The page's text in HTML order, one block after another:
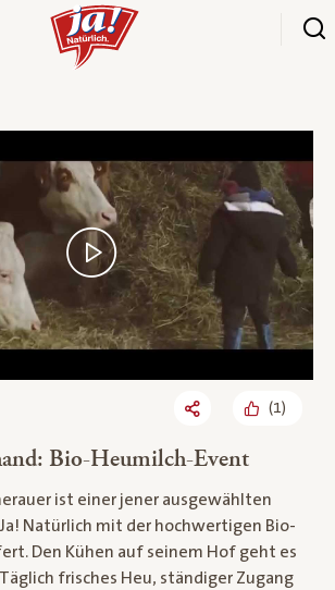
(1)
Bio-Heumilch-Event
ist einer jener ausgewählten
Natürlich mit der hochwertigen Bio-
Den Kühen auf seinem Hof geht es
frisches Heu, ständiger Zugang